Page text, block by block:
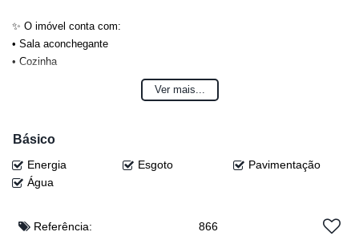
✨ O imóvel conta com:
• Sala aconchegante
• Cozinha
• Lavação
💰 Valor: R$ 420.000,00
Ver mais...
Básico
Energia Esgoto
Pavimentação
Água
Referência: 866